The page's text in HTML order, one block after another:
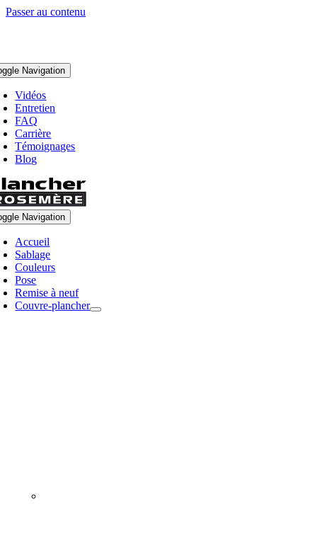
Passer au contenu
Navigation
Vidéos
Entretien
FAQ
Carrière
Témoignages
Blog
Navigation
Accueil
Sablage
Couleurs
Pose
Remise à neuf
Couvre-plancher